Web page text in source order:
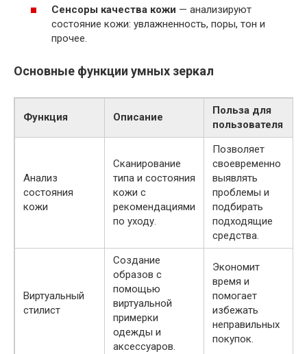
Сенсоры качества кожи — анализируют
состояние кожи: увлажненность, поры, тон и
прочее.
Основные функции умных зеркал
Функция Описание
Польза для
пользователя
Анализ
состояния
кожи
Сканирование
типа и состояния
кожи с
рекомендациями
по уходу.
Позволяет
своевременно
выявлять
проблемы и
подбирать
подходящие
средства.
Виртуальный
стилист
Создание
образов с
помощью
виртуальной
примерки
одежды и
аксессуаров.
Экономит
время и
помогает
избежать
неправильных
покупок.